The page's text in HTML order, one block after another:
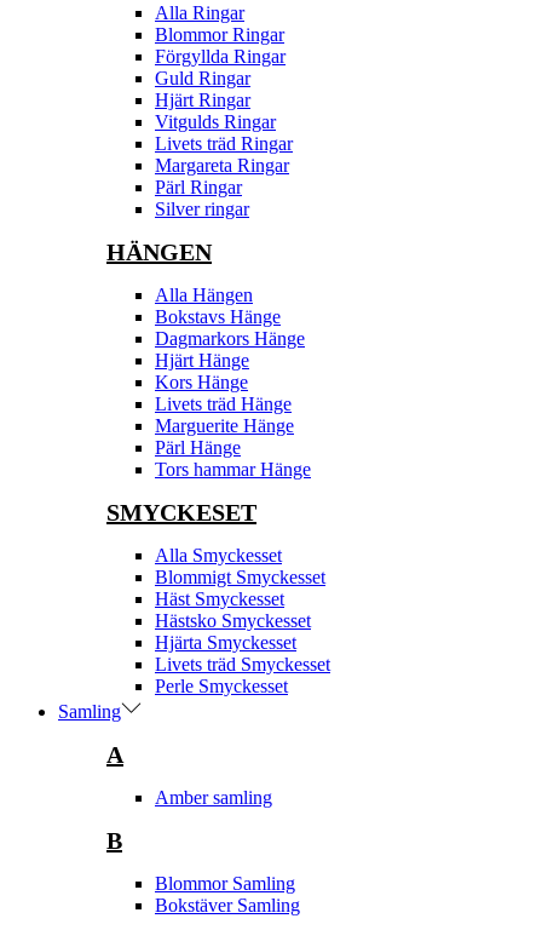
Alla Ringar
Blommor Ringar
Förgyllda Ringar
Guld Ringar
Hjärt Ringar
Vitgulds Ringar
Livets träd Ringar
Margareta Ringar
Pärl Ringar
Silver ringar
HÄNGEN
Alla Hängen
Bokstavs Hänge
Dagmarkors Hänge
Hjärt Hänge
Kors Hänge
Livets träd Hänge
Marguerite Hänge
Pärl Hänge
Tors hammar Hänge
SMYCKESET
Alla Smyckesset
Blommigt Smyckesset
Häst Smyckesset
Hästsko Smyckesset
Hjärta Smyckesset
Livets träd Smyckesset
Perle Smyckesset
Samling
A
Amber samling
B
Blommor Samling
Bokstäver Samling